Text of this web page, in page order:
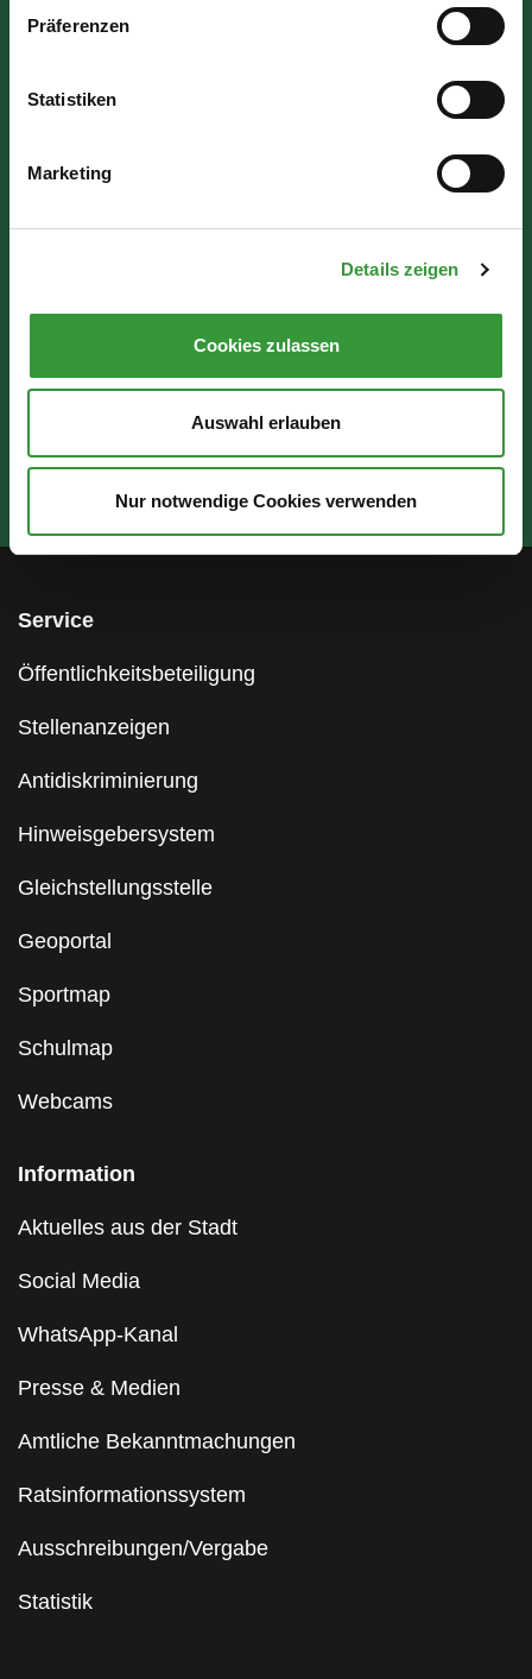
Präferenzen
Statistiken
Marketing
Details zeigen
Cookies zulassen
Auswahl erlauben
Nur notwendige Cookies verwenden
Service
Öffentlichkeitsbeteiligung
Stellenanzeigen
Antidiskriminierung
Hinweisgebersystem
Gleichstellungsstelle
Geoportal
Sportmap
Schulmap
Webcams
Information
Aktuelles aus der Stadt
Social Media
WhatsApp-Kanal
Presse & Medien
Amtliche Bekanntmachungen
Ratsinformationssystem
Ausschreibungen/Vergabe
Statistik
Rathausplatz 1
Mo - Mi: 07:30 - 16:30 Uhr
Do: 07:30 - 17:30 Uhr